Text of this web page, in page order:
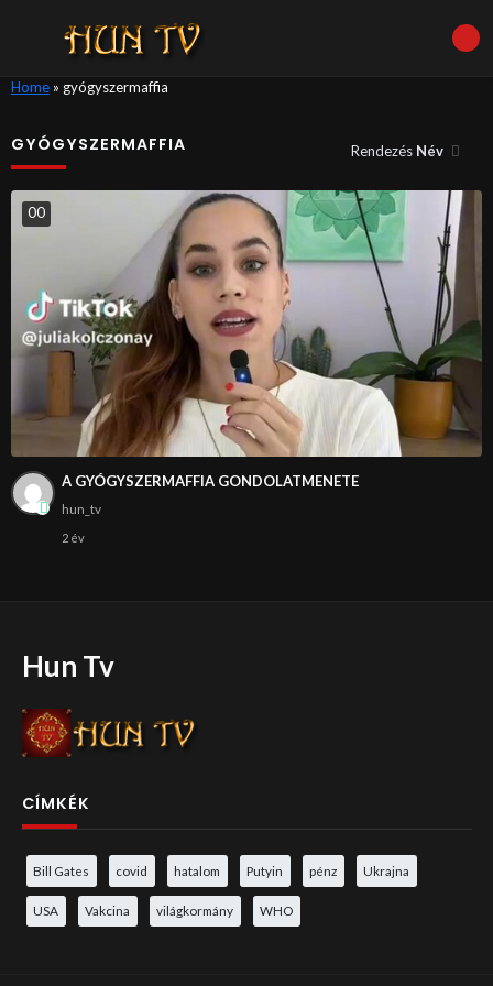
Home» gyógyszermaffia
GYÓGYSZERMAFFIA Rendezés Név
00
A GYÓGYSZERMAFFIA GONDOLATMENETE
hun_tv
2 év
Hun Tv
CÍMKÉK
Bill Gates covid hatalom Putyin pénz Ukrajna
USA Vakcina világkormány WHO